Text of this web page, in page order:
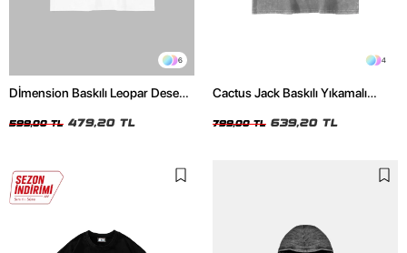
6
Dİmension Baskılı Leopar Desenli
Tshirt
599,00 TL 479,20 TL
4
Cactus Jack Baskılı Yıkamalı
799,00 TL 639,20 TL